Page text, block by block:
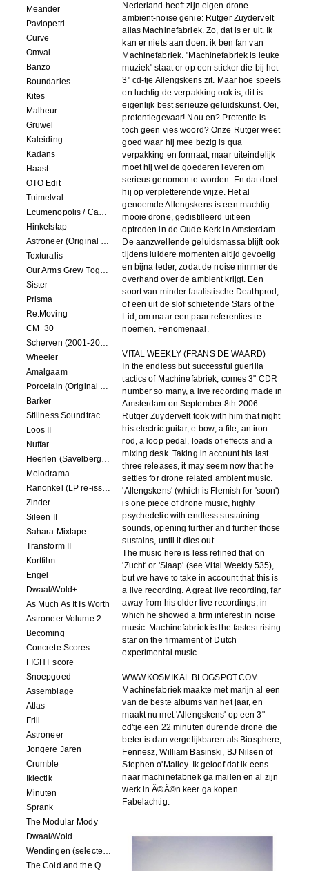
Meander
Pavlopetri
Curve
Omval
Banzo
Boundaries
Kites
Malheur
Gruwel
Kaleiding
Kadans
Haast
OTO Edit
Tuimelval
Ecumenopolis / Capital City (scores for installations by Elian Somers)
Hinkelstap
Astroneer (Original Soundtrack) LP
Texturalis
Our Arms Grew Together
Sister
Prisma
Re:Moving
CM_30
Scherven (2001-2002)
Wheeler
Amalgaam
Porcelain (Original Film Soundtrack)
Barker
Stillness Soundtracks II
Loos II
Nuffar
Heerlen (Savelbergklooster, 31 August 2019)
Melodrama
Ranonkel (LP re-issue)
Zinder
Sileen II
Sahara Mixtape
Transform II
Kortfilm
Engel
Dwaal/Wold+
As Much As It Is Worth
Astroneer Volume 2
Becoming
Concrete Scores
FIGHT score
Snoepgoed
Assemblage
Atlas
Frill
Astroneer
Jongere Jaren
Crumble
Iklectik
Minuten
Sprank
The Modular Mody
Dwaal/Wold
Wendingen (selected remixes 2005-2015)
The Cold and the Quiet o.s.t.
Nederland heeft zijn eigen drone-
ambient-noise genie: Rutger Zuydervelt
alias Machinefabriek. Zo, dat is er uit. Ik
kan er niets aan doen: ik ben fan van
Machinefabriek. "Machinefabriek is leuke
muziek" staat er op een sticker die bij het
3" cd-tje Allengskens zit. Maar hoe speels
en luchtig de verpakking ook is, dit is
eigenlijk best serieuze geluidskunst. Oei,
pretentiegevaar! Nou en? Pretentie is
toch geen vies woord? Onze Rutger weet
goed waar hij mee bezig is qua
verpakking en formaat, maar uiteindelijk
moet hij wel de goederen leveren om
serieus genomen te worden. En dat doet
hij op verpletterende wijze. Het al
genoemde Allengskens is een machtig
mooie drone, gedistilleerd uit een
optreden in de Oude Kerk in Amsterdam.
De aanzwellende geluidsmassa blijft ook
tijdens luidere momenten altijd gevoelig
en bijna teder, zodat de noise nimmer de
overhand over de ambient krijgt. Een
soort van minder fatalistische Deathprod,
of een uit de slof schietende Stars of the
Lid, om maar een paar referenties te
noemen. Fenomenaal.
VITAL WEEKLY (FRANS DE WAARD)
In the endless but successful guerilla
tactics of Machinefabriek, comes 3" CDR
number so many, a live recording made in
Amsterdam on September 8th 2006.
Rutger Zuydervelt took with him that night
his electric guitar, e-bow, a file, an iron
rod, a loop pedal, loads of effects and a
mixing desk. Taking in account his last
three releases, it may seem now that he
settles for drone related ambient music.
'Allengskens' (which is Flemish for 'soon')
is one piece of drone music, highly
psychedelic with endless sustaining
sounds, opening further and further those
sustains, until it dies out
The music here is less refined that on
'Zucht' or 'Slaap' (see Vital Weekly 535),
but we have to take in account that this is
a live recording. A great live recording, far
away from his older live recordings, in
which he showed a firm interest in noise
music. Machinefabriek is the fastest rising
star on the firmament of Dutch
experimental music.
WWW.KOSMIKAL.BLOGSPOT.COM
Machinefabriek maakte met marijn al een
van de beste albums van het jaar, en
maakt nu met 'Allengskens' op een 3"
cd'tje een 22 minuten durende drone die
beter is dan vergelijkbaren als Biosphere,
Fennesz, William Basinski, BJ Nilsen of
Stephen o'Malley. Ik geloof dat ik eens
naar machinefabriek ga mailen en al zijn
werk in Ã©Ã©n keer ga kopen.
Fabelachtig.